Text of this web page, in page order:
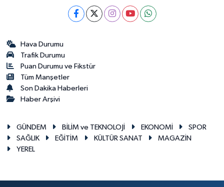
Hava Durumu
Trafik Durumu
Puan Durumu ve Fikstür
Tüm Manşetler
Son Dakika Haberleri
Haber Arşivi
GÜNDEM BİLİM ve TEKNOLOJİ EKONOMİ
SPOR
SAĞLIK
EĞİTİM KÜLTÜR SANAT
MAGAZİN
YEREL